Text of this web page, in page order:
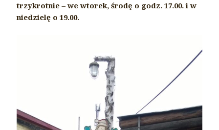
trzykrotnie – we wtorek, środę o godz. 17.00. i w
niedzielę o 19.00.